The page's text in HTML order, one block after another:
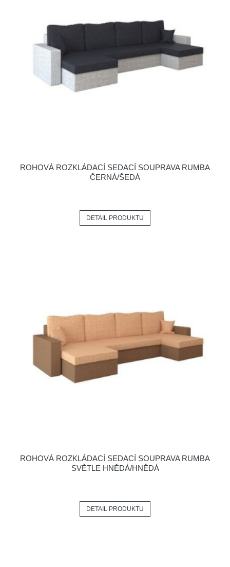
ROHOVÁ ROZKLÁDACÍ SEDACÍ SOUPRAVA RUMBA
ČERNÁ/ŠEDÁ
DETAIL PRODUKTU
ROHOVÁ ROZKLÁDACÍ SEDACÍ SOUPRAVA RUMBA
SVĚTLE HNĚDÁ/HNĚDÁ
DETAIL PRODUKTU